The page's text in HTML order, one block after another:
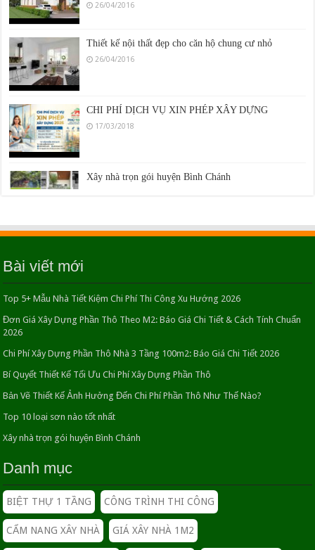
26/04/2016
17/03/2018
15/11/2020
Biệt thự có hồ bơi đẹp nâng tầm cuộc sống sang trọng
Thiết kế nhà phố 4x10m Tối ưu không gian sống hiện
TRỌN GÓI
29/03/2020
Thiết kế nhà 2 tầng 4 phòng ngủ Bí quyết tối ưu diện
tích và công năng
Tận hưởng không gian sống thú vị với ngôi nhà đẹp
26/04/2016
Bài viết mới
Top 5+ Mẫu Nhà Tiết Kiệm Chi Phí Thi Công Xu Hướng 2026
Đơn Giá Xây Dựng Phần Thô Theo M2: Báo Giá Chi Tiết & Cách Tính Chuẩn
2026
Chi Phí Xây Dựng Phần Thô Nhà 3 Tầng 100m2: Báo Giá Chi Tiết 2026
Bí Quyết Thiết Kế Tối Ưu Chi Phí Xây Dựng Phần Thô
Bản Vẽ Thiết Kế Ảnh Hưởng Đến Chi Phí Phần Thô Như Thế Nào?
Top 10 loại sơn nào tốt nhất
Xây nhà trọn gói huyện Bình Chánh
Danh mục
BIỆT THỰ 1 TẦNG CÔNG TRÌNH THI CÔNG
CẨM NANG XÂY NHÀ GIÁ XÂY NHÀ 1M2